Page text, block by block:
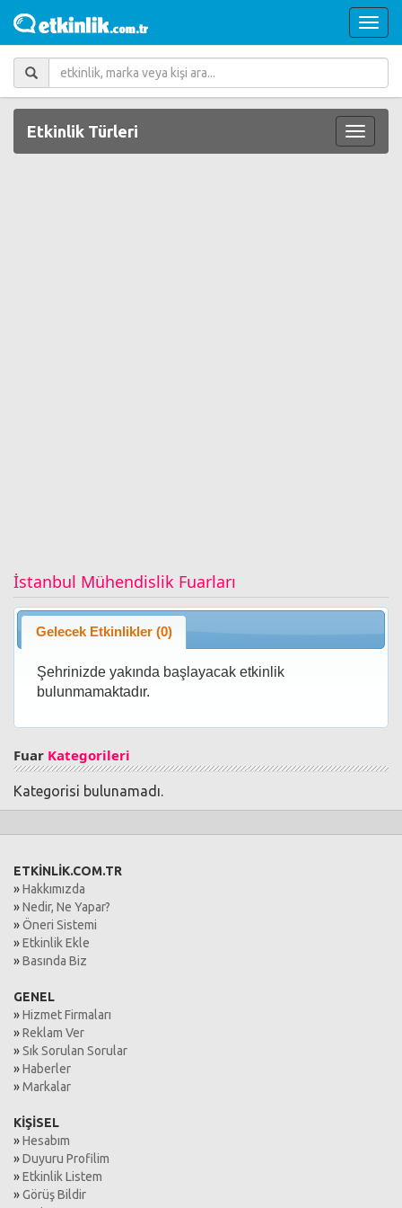
Etkinlik Türleri
İstanbul Mühendislik Fuarları
Gelecek Etkinlikler (0)
Şehrinizde yakında başlayacak etkinlik
bulunmamaktadır.
Fuar Kategorileri
Kategorisi bulunamadı.
ETKİNLİK.COM.TR
»Hakkımızda
»Nedir, Ne Yapar?
»Öneri Sistemi
»Etkinlik Ekle
»Basında Biz
GENEL
»Hizmet Firmaları
»Reklam Ver
»Sık Sorulan Sorular
»Haberler
»Markalar
KİŞİSEL
»Hesabım
»Duyuru Profilim
»Etkinlik Listem
»Görüş Bildir